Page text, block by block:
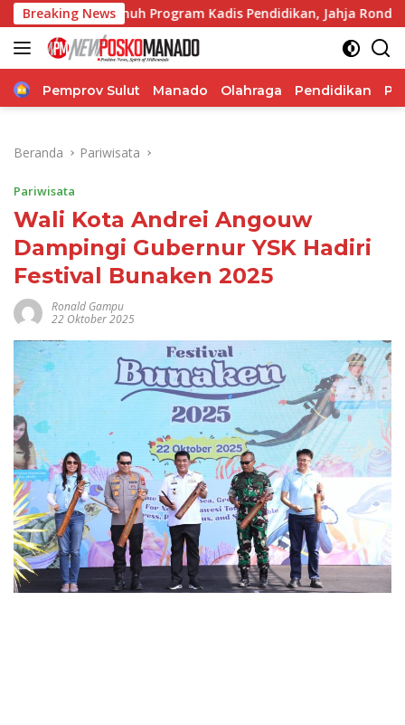
Langsung
ke
konten
Breaking News
Program Kadis Pendidikan, Jahja Rondonuwu
Home
Pemprov Sulut Manado Olahraga Pendidikan
Beranda Pariwisata
Pariwisata
Wali Kota Andrei Angouw
Dampingi Gubernur YSK Hadiri
Festival Bunaken 2025
Ronald Gampu
22 Oktober 2025